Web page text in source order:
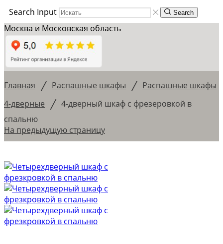
Search Input
Search
Москва и Московская область
Главная / Распашные шкафы / Распашные шкафы
4-дверные / 4-дверный шкаф с фрезеровкой в
спальню
На предыдущую страницу